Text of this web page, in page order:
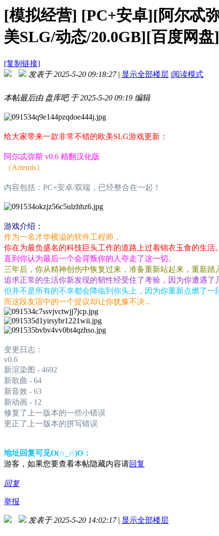
[模拟经营] [PC+安卓][阿尔忒
美SLG/动态/20.0GB][百度网盘]
[复制链接]
发表于 2025-5-20 09:18:27 | 显示全部楼层 |阅读模式
本帖最后由 盘库吧 于 2025-5-20 09:19 编辑
给大家带来一款非常不错的欧美SLG游戏更新：
阿尔忒弥斯 v0.6 精翻汉化版
（Artemis）
内容包括：PC+安卓/双端，已经整合在一起！
游戏介绍：
作为一名才华横溢的软件工程师，
你在为最负盛名的科技巨头工作的道路上过着锦衣玉食的生活
直到你认为最后一个会背叛你的人夺走了这一切。
三年后，你从精神创伤中恢复过来，准备重新站起来，重新踏
追求正常的生活你新发现的韧性经受住了考验，因为你遭遇了
但并不是所有的不幸都会降临到你头上，因为你重新点燃了一
而这段友谊中的一个提议却让你犹豫不决...
变更日志：
v0.6
新渲染图 - 4692
新歌曲 - 64
新音效 - 63
新动画 - 12
修复了上一版本的一些小错误
更正了上一版本的拼写错误
地址回复可见O(∩_∩)O：
游客，如果您要查看本帖隐藏内容请回复
回复
举报
发表于 2025-5-20 14:02:17 | 显示全部楼层